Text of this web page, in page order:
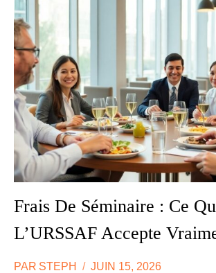
SÉMINAIRE
IMPOSABLE
Frais De Séminaire : Ce
L’URSSAF Accepte
PAR STEPH JUIN 15, 2026